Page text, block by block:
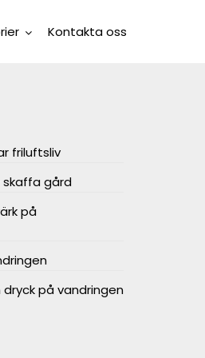
Kontakta oss
friluftsliv
gård
på
på vandringen